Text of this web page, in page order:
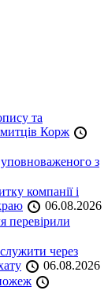
та
Корж
з
компанії і
06.08.2026
перевірили
через
06.08.2026